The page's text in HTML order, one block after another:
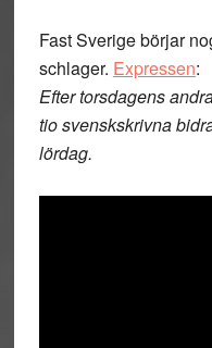
Fast Sverige börjar
schlager. Expressen:
Efter torsdagens
tio svenskskrivna
lördag.